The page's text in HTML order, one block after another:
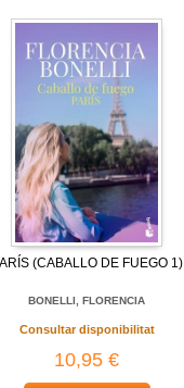
(CABALLO DE FUEGO 1)
BONELLI, FLORENCIA
Consultar disponibilitat
10,95 €